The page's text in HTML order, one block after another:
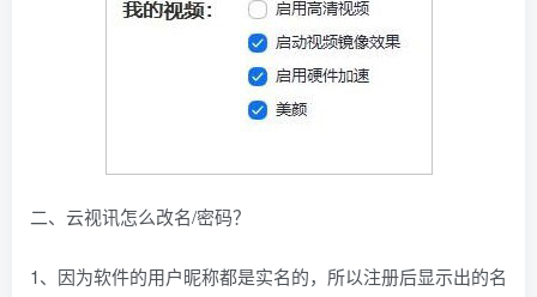
二、云视讯怎么改名/密码？
1、因为软件的用户昵称都是实名的，所以注册后显示出的名